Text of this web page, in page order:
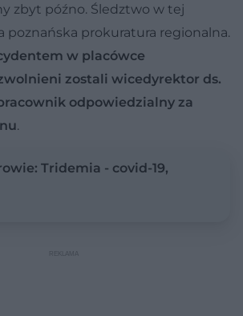
zbyt późno. Śledztwo w tej
poznańska prokuratura regionalna.
w placówce
zostali wicedyrektor ds.
odpowiedzialny za
.
Tridemia - covid-19,